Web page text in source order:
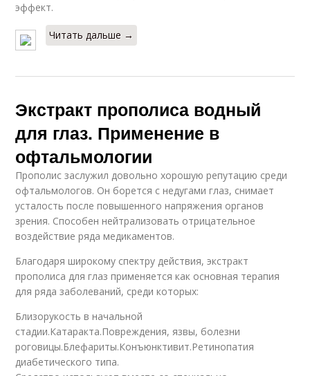
эффект.
Читать дальше →
Экстракт прополиса водный
для глаз. Применение в
офтальмологии
Прополис заслужил довольно хорошую репутацию среди
офтальмологов. Он борется с недугами глаз, снимает
усталость после повышенного напряжения органов
зрения. Способен нейтрализовать отрицательное
воздействие ряда медикаментов.
Благодаря широкому спектру действия, экстракт
прополиса для глаз применяется как основная терапия
для ряда заболеваний, среди которых:
Близорукость в начальной
стадии.Катаракта.Повреждения, язвы, болезни
роговицы.Блефариты.Конъюнктивит.Ретинопатия
диабетического типа.